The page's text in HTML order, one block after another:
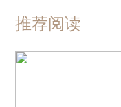
推荐阅读